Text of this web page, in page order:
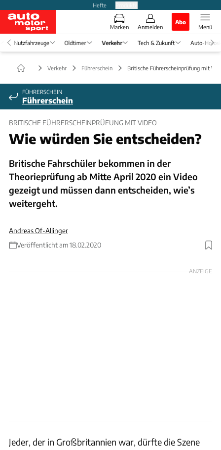
Hefte
Marken Anmelden
Abo
Menü
Nutzfahrzeuge Oldtimer Verkehr Tech & Zukunft Auto-
Verkehr Führerschein Britische Führerscheinprüfung mit
FÜHRERSCHEIN
Führerschein
BRITISCHE FÜHRERSCHEINPRÜFUNG MIT VIDEO
Wie würden Sie entscheiden?
Britische Fahrschüler bekommen in der
Theorieprüfung ab Mitte April 2020 ein Video
gezeigt und müssen dann entscheiden, wie’s
weitergeht.
Andreas Of-Allinger
Veröffentlicht am 18.02.2020
Foto: DVSA
ANZEIGE
Jeder, der in Großbritannien war, dürfte die Szene